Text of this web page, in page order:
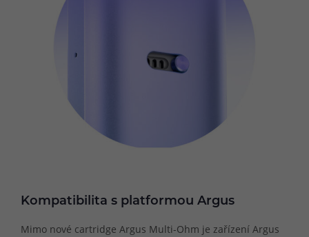
Kompatibilita s platformou Argus
Mimo nové cartridge Argus Multi-Ohm je zařízení Argus